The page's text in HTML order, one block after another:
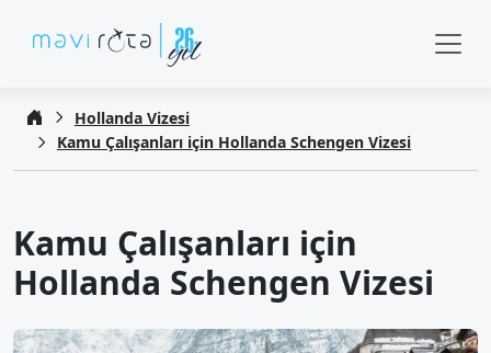
Hollanda Vizesi
Kamu Çalışanları için Hollanda Schengen Vizesi
Kamu Çalışanları için
Hollanda Schengen Vizesi